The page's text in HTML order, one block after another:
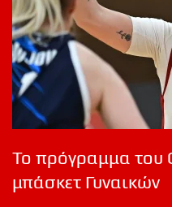
Το πρόγραμμα του
μπάσκετ Γυναικών